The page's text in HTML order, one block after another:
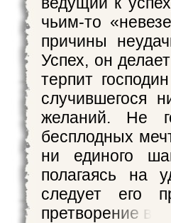
чьим-то
причины
Успех, он
терпит
случившегося
желаний. Не
бесплодных
ни единого
полагаясь на
следует его
претворение в